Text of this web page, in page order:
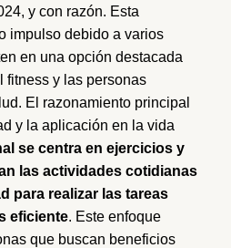
y con razón. Esta
impulso debido a varios
en una opción destacada
fitness y las personas
El razonamiento principal
y la aplicación en la vida
se centra en ejercicios y
las actividades cotidianas
para realizar las tareas
eficiente. Este enfoque
que buscan beneficios